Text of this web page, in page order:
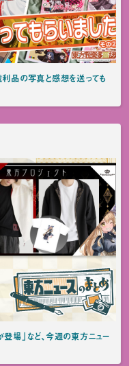
品の写真と感想を送っても
場」など、今週の東方ニュー